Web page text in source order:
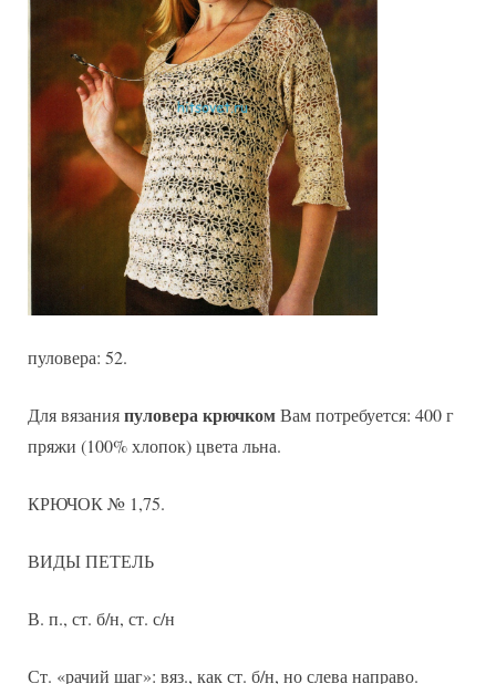
пуловера: 52.
Для вязанияпуловера крючкомВам потребуется: 400 г
пряжи (100% хлопок) цвета льна.
КРЮЧОК № 1,75.
ВИДЫ ПЕТЕЛЬ
В. п., ст. б/н, ст. с/н
Ст. «рачий шаг»: вяз., как ст. б/н, но слева направо.